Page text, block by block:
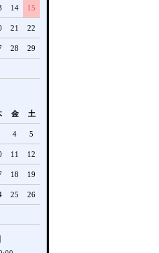
14 15
21 22
28 29
金 土
4 5
11 12
18 19
25 26